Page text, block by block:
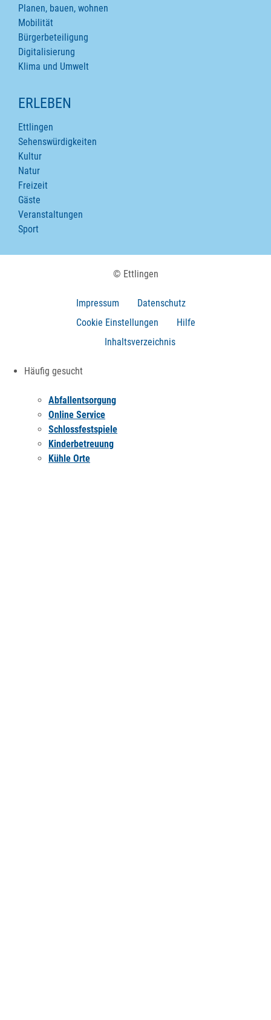
Planen, bauen, wohnen
Mobilität
Bürgerbeteiligung
Digitalisierung
Klima und Umwelt
ERLEBEN
Ettlingen
Sehenswürdigkeiten
Kultur
Natur
Freizeit
Gäste
Veranstaltungen
Sport
© Ettlingen
Impressum
Datenschutz
Cookie Einstellungen
Hilfe
Inhaltsverzeichnis
Häufig gesucht
Abfallentsorgung
Online Service
Schlossfestspiele
Kinderbetreuung
Kühle Orte